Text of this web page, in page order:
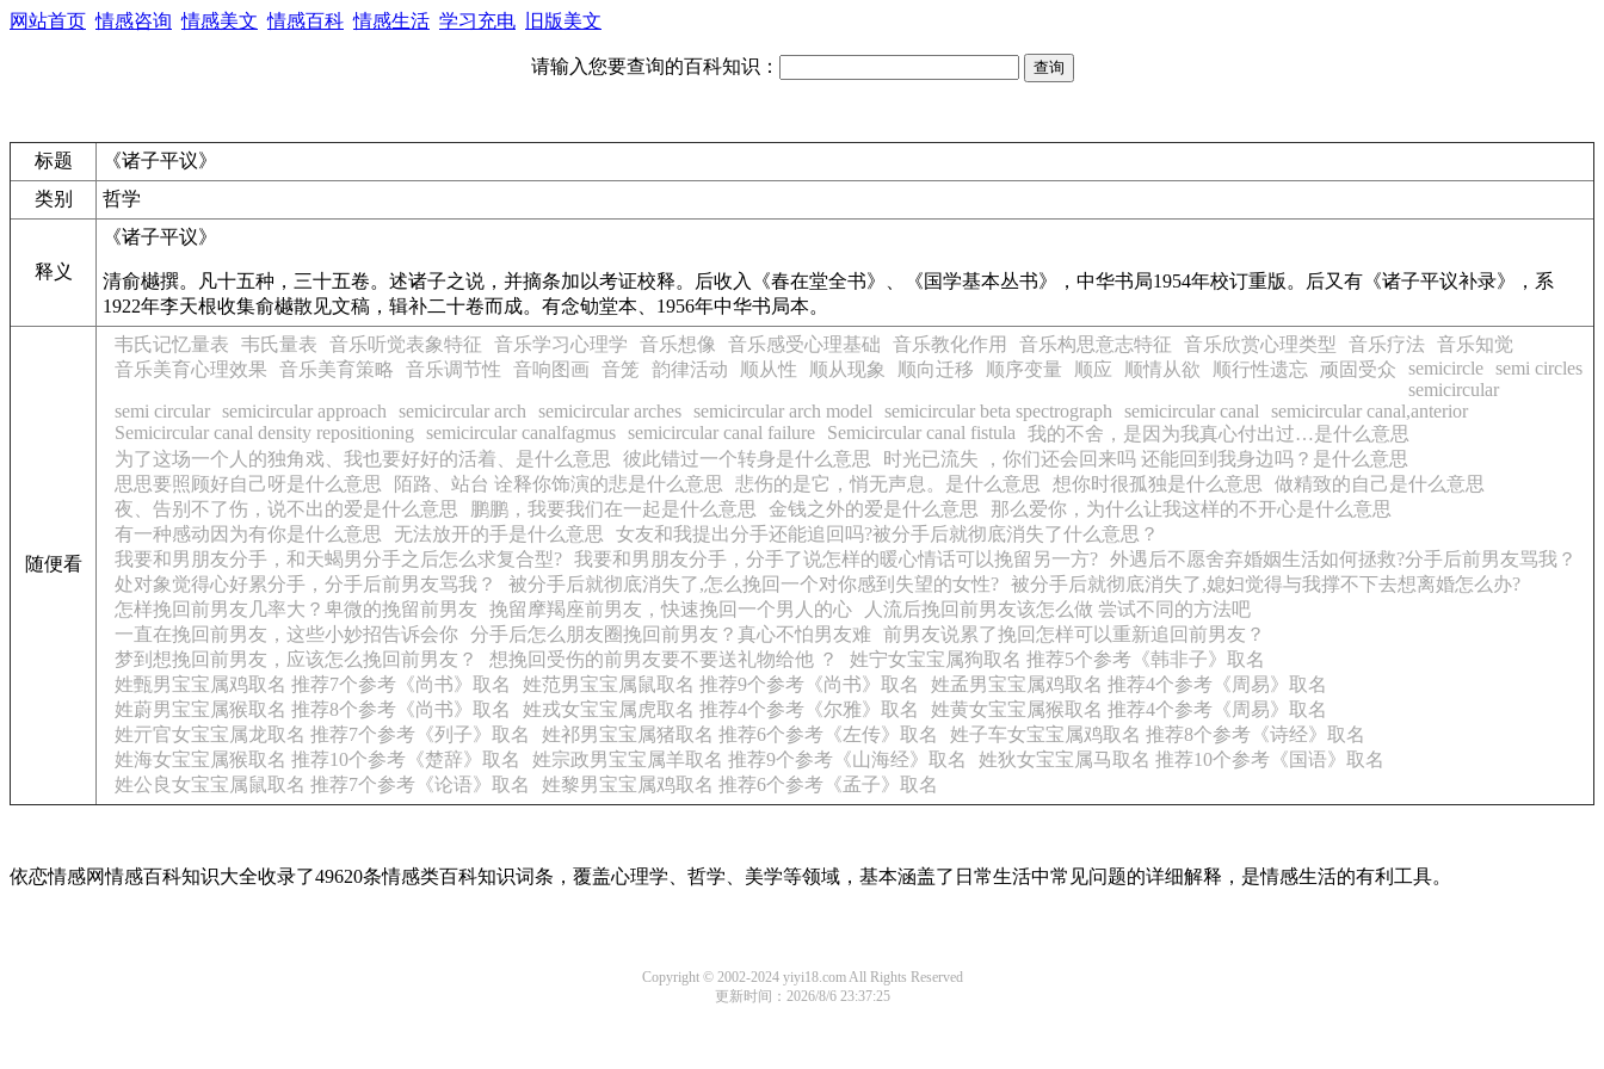
网站首页 情感咨询 情感美文 情感百科 情感生活 学习充电 旧版美文
请输入您要查询的百科知识：
标题
《诸子平议》
类别
哲学
释义
《诸子平议》
清俞樾撰。凡十五种，三十五卷。述诸子之说，并摘条加以考证校释。后收入《春在堂全书》、《国学基本丛书》，中华书局1954年校订重版。后又有《诸子平议补录》，系
1922年李天根收集俞樾散见文稿，辑补二十卷而成。有念劬堂本、1956年中华书局本。
随便看
韦氏记忆量表 韦氏量表 音乐听觉表象特征 音乐学习心理学 音乐想像 音乐感受心理基础 音乐教化作用 音乐构思意志特征 音乐欣赏心理类型 音乐疗法 音乐知觉
音乐美育心理效果
音乐美育策略 音乐调节性 音响图画 音笼 韵律活动 顺从性 顺从现象 顺向迁移 顺序变量 顺应 顺情从欲 顺行性遗忘 顽固受众 semicircle semi circles
semicircular
semi circular semicircular approach semicircular arch semicircular arches semicircular arch model semicircular beta spectrograph semicircular canal
semicircular canal,anterior
Semicircular canal density repositioning
semicircular canalfagmus semicircular canal failure Semicircular canal fistula
我的不舍，是因为我真心付出过…是什么意思
为了这场一个人的独角戏、我也要好好的活着、是什么意思
彼此错过一个转身是什么意思
时光已流失 ，你们还会回来吗 还能回到我身边吗？是什么意思
思思要照顾好自己呀是什么意思
陌路、站台 诠释你饰演的悲是什么意思 悲伤的是它，悄无声息。是什么意思 想你时很孤独是什么意思
做精致的自己是什么意思
夜、告别不了伤，说不出的爱是什么意思
鹏鹏，我要我们在一起是什么意思 金钱之外的爱是什么意思
那么爱你，为什么让我这样的不开心是什么意思
有一种感动因为有你是什么意思
无法放开的手是什么意思
女友和我提出分手还能追回吗?被分手后就彻底消失了什么意思？
我要和男朋友分手，和天蝎男分手之后怎么求复合型? 我要和男朋友分手，分手了说怎样的暖心情话可以挽留另一方? 外遇后不愿舍弃婚姻生活如何拯救?分手后前男友骂我？
处对象觉得心好累分手，分手后前男友骂我？
被分手后就彻底消失了,怎么挽回一个对你感到失望的女性? 被分手后就彻底消失了,媳妇觉得与我撑不下去想离婚怎么办?
怎样挽回前男友几率大？卑微的挽留前男友
挽留摩羯座前男友，快速挽回一个男人的心
人流后挽回前男友该怎么做 尝试不同的方法吧
一直在挽回前男友，这些小妙招告诉会你 分手后怎么朋友圈挽回前男友？真心不怕男友难 前男友说累了挽回怎样可以重新追回前男友？
梦到想挽回前男友，应该怎么挽回前男友？
想挽回受伤的前男友要不要送礼物给他 ？
姓宁女宝宝属狗取名 推荐5个参考《韩非子》取名
姓甄男宝宝属鸡取名 推荐7个参考《尚书》取名
姓范男宝宝属鼠取名 推荐9个参考《尚书》取名
姓孟男宝宝属鸡取名 推荐4个参考《周易》取名
姓蔚男宝宝属猴取名 推荐8个参考《尚书》取名
姓戎女宝宝属虎取名 推荐4个参考《尔雅》取名
姓黄女宝宝属猴取名 推荐4个参考《周易》取名
姓亓官女宝宝属龙取名 推荐7个参考《列子》取名
姓祁男宝宝属猪取名 推荐6个参考《左传》取名
姓子车女宝宝属鸡取名 推荐8个参考《诗经》取名
姓海女宝宝属猴取名 推荐10个参考《楚辞》取名
姓宗政男宝宝属羊取名 推荐9个参考《山海经》取名
姓狄女宝宝属马取名 推荐10个参考《国语》取名
姓公良女宝宝属鼠取名 推荐7个参考《论语》取名
姓黎男宝宝属鸡取名 推荐6个参考《孟子》取名
依恋情感网情感百科知识大全收录了49620条情感类百科知识词条，覆盖心理学、哲学、美学等领域，基本涵盖了日常生活中常见问题的详细解释，是情感生活的有利工具。
Copyright © 2002-2024 yiyi18.com All Rights Reserved
更新时间：2026/8/6 23:37:25